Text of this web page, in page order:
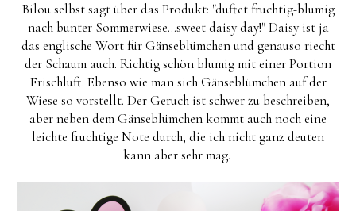
Bilou selbst sagt über das Produkt: "duftet fruchtig-blumig
nach bunter Sommerwiese...sweet daisy day!" Daisy ist ja
das englische Wort für Gänseblümchen und genauso riecht
der Schaum auch. Richtig schön blumig mit einer Portion
Frischluft. Ebenso wie man sich Gänseblümchen auf der
Wiese so vorstellt. Der Geruch ist schwer zu beschreiben,
aber neben dem Gänseblümchen kommt auch noch eine
leichte fruchtige Note durch, die ich nicht ganz deuten
kann aber sehr mag.